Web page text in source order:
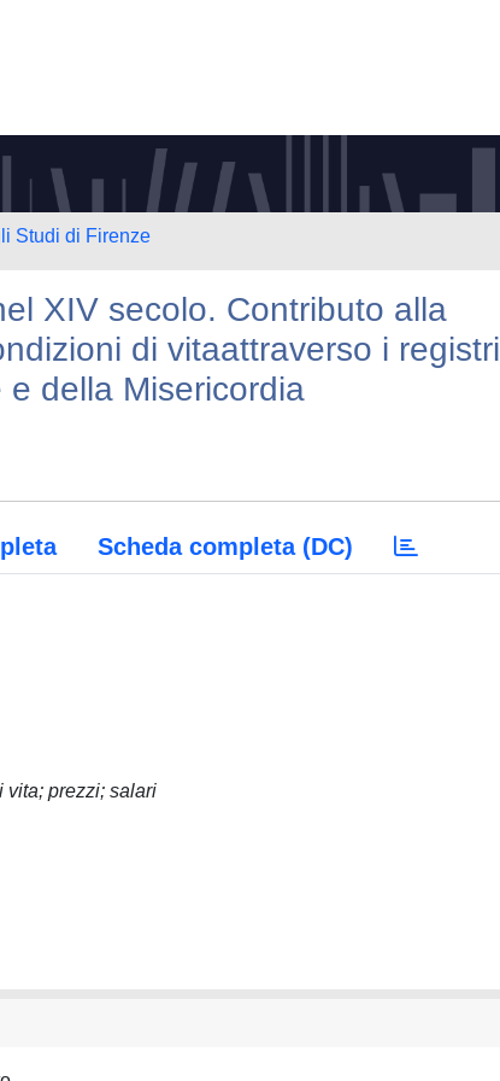
Studi di Firenze
XIV secolo. Contributo alla
di vitaattraverso i registri
della Misericordia
Scheda completa (DC)
vita; prezzi; salari